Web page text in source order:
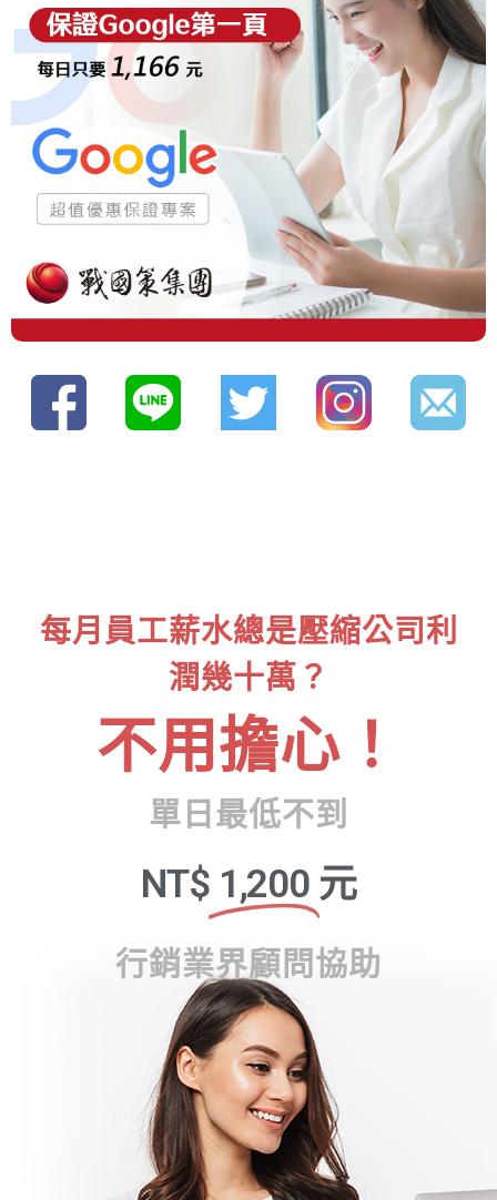
每月員工薪水總是壓縮公司利
潤幾十萬？
不用擔心！
單日最低不到
NT$ 1,200 元
行銷業界顧問協助